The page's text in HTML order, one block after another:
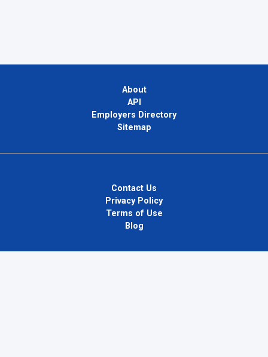
About
API
Employers Directory
Sitemap
Contact Us
Privacy Policy
Terms of Use
Blog